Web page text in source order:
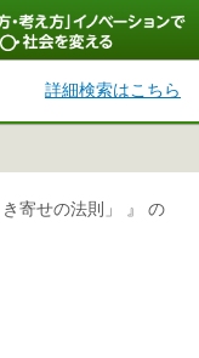
詳細検索はこちら
寄せの法則」 』 の